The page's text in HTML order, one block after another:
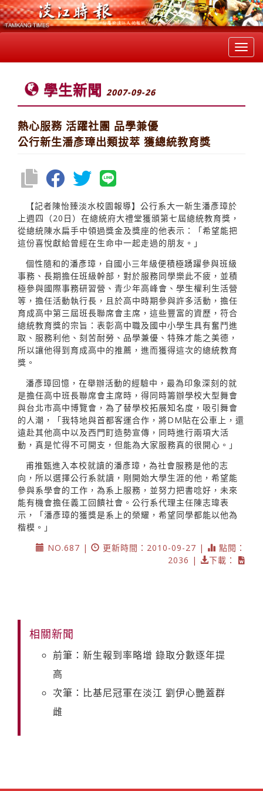
學生新聞 2007-09-26
熱心服務 活躍社團 品學兼優
公行新生潘彥璋出類拔萃 獲總統教育獎
【記者陳怡臻淡水校園報導】公行系大一新生潘彥璋於
上週四（20日）在總統府大禮堂獲頒第七屆總統教育獎，
從總統陳水扁手中領過獎金及獎座的他表示：「希望能把
這份喜悅獻給曾經在生命中一起走過的朋友。」
個性隨和的潘彥璋，自國小三年級便積極踴躍參與班級
事務、長期擔任班級幹部，對於服務同學樂此不疲，並積
極參與國際事務研習營、青少年高峰會、學生權利生活營
等，擔任活動執行長，且於高中時期參與許多活動，擔任
育成高中第三屆班長聯席會主席，這些豐富的資歷，符合
總統教育獎的宗旨：表彰高中職及國中小學生具有奮鬥進
取、服務利他、刻苦耐勞、品學兼優、特殊才能之美德，
所以讓他得到育成高中的推薦，進而獲得這次的總統教育
獎。
潘彥璋回憶，在舉辦活動的經驗中，最為印象深刻的就
是擔任高中班長聯席會主席時，得同時籌辦學校大型舞會
與台北市高中博覽會，為了替學校拓展知名度，吸引舞會
的人潮，「我特地與首都客運合作，將DM貼在公車上，還
遠赴其他高中以及西門町造勢宣傳，同時進行兩項大活
動，真是忙得不可開支，但能為大家服務真的很開心。」
甫推甄進入本校就讀的潘彥璋，為社會服務是他的志
向，所以選擇公行系就讀，剛開始大學生涯的他，希望能
參與系學會的工作，為系上服務，並努力把書唸好，未來
能有機會擔任義工回饋社會。公行系代理主任陳志瑋表
示，「潘彥璋的獲獎是系上的榮耀，希望同學都能以他為
楷模。」
NO.687 |
更新時間：2010-09-27 |
點閱：
2036 |
下載：
相關新聞
前筆：新生報到率略增 錄取分數逐年提
高
次筆：比基尼冠軍在淡江 劉伊心艷蓋群
雌